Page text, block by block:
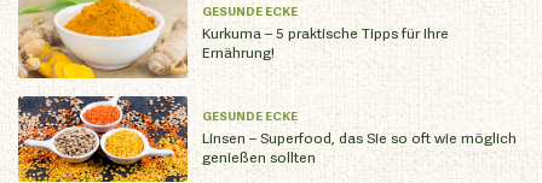
GESUNDE ECKE
Kurkuma – 5 praktische Tipps für Ihre
Ernährung!
GESUNDE ECKE
Linsen – Superfood, das Sie so oft wie möglich
genießen sollten